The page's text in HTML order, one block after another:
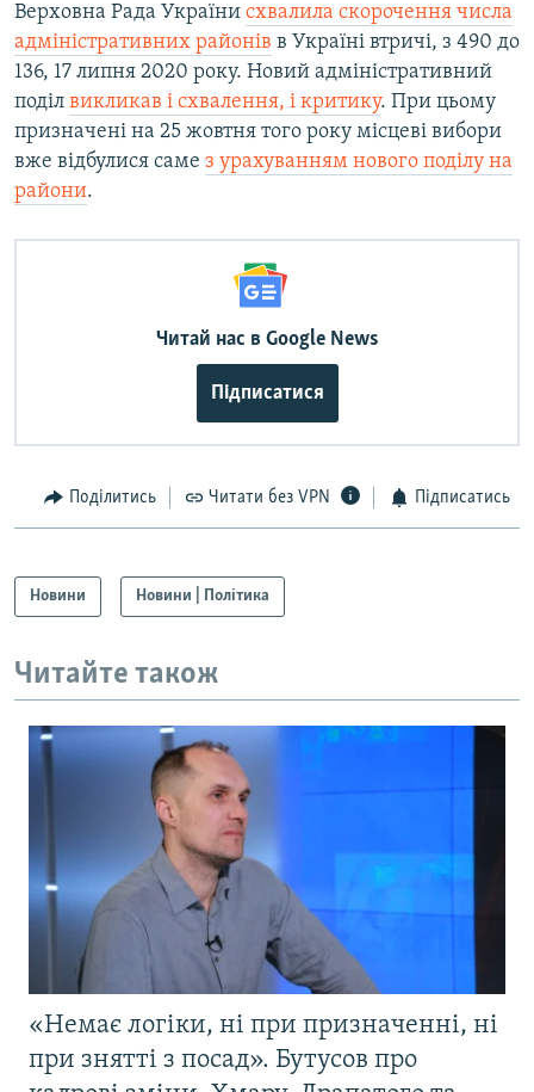
Верховна Рада України схвалила скорочення числа
адміністративних районів в Україні втричі, з 490 до
136, 17 липня 2020 року. Новий адміністративний
поділ викликав і схвалення, і критику. При цьому
призначені на 25 жовтня того року місцеві вибори
вже відбулися саме з урахуванням нового поділу на
райони.
Читай нас в Google News
Підписатися
Поділитись Читати без VPN Підписатись
Новини Новини | Політика
Читайте також
«Немає логіки, ні при призначенні, ні
при знятті з посад». Бутусов про